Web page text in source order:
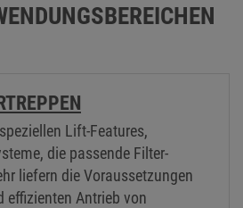
Lift-Features,
die passende Filter-
liefern die Voraussetzungen
effizienten Antrieb von